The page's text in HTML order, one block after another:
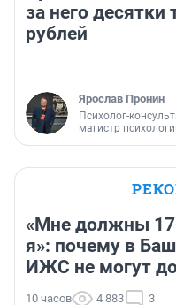
за него десятки
рублей
Ярослав Пронин
Психолог-
магистр
«Мне должны 17
я»: почему в
ИЖС не могут
10 часов 4 883 3